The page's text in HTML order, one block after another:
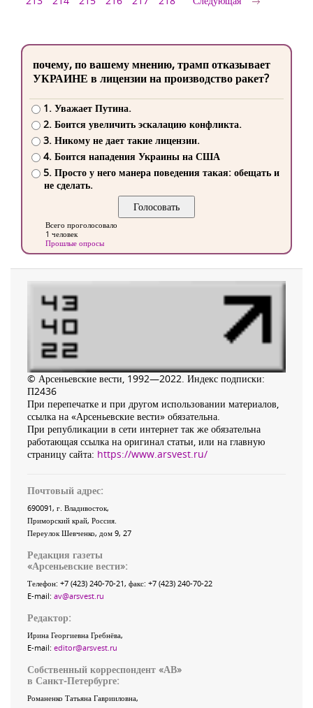
почему, по вашему мнению, трамп отказывает
УКРАИНЕ в лицензии на производство ракет?
1. Уважает Путина.
2. Боится увеличить эскалацию конфликта.
3. Никому не дает такие лицензии.
4. Боится нападения Украины на США
5. Просто у него манера поведения такая: обещать и
не сделать.
Всего проголосовало
1 человек
Прошлые опросы
© Арсеньевские вести, 1992—2022. Индекс подписки:
П2436
При перепечатке и при другом использовании материалов,
ссылка на «Арсеньевские вести» обязательна.
При републикации в сети интернет так же обязательна
работающая ссылка на оригинал статьи, или на главную
страницу сайта: https://www.arsvest.ru/
Почтовый адрес:
690091, г. Владивосток,
Приморский край, Россия
Переулок Шевченко, дом 9, 27
Редакция газеты
«Арсеньевские вести»:
Телефон: +7 (423) 240-70-21, факс: +7 (423) 240-70-22
E-mail: av@arsvest.ru
Редактор:
Ирина Георгиевна Гребнёва,
E-mail: editor@arsvest.ru
Собственный корреспондент «АВ»
в Санкт-Петербурге:
Романенко Татьяна Гаврииловна,